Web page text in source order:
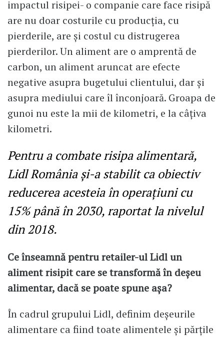
impactul risipei- o companie care face risipă
are nu doar costurile cu producția, cu
pierderile, are și costul cu distrugerea
pierderilor. Un aliment are o amprentă de
carbon, un aliment aruncat are efecte
negative asupra bugetului clientului, dar și
asupra mediului care îl înconjoară. Groapa de
gunoi nu este la mii de kilometri, e la câțiva
kilometri.
Pentru a combate risipa alimentară,
Lidl România și-a stabilit ca obiectiv
reducerea acesteia în operațiuni cu
15% până în 2030, raportat la nivelul
din 2018.
Ce înseamnă pentru retailer-ul Lidl un
aliment risipit care se transformă în deșeu
alimentar, dacă se poate spune așa?
În cadrul grupului Lidl, definim deșeurile
alimentare ca fiind toate alimentele și părțile